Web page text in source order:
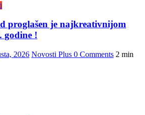
proglašen je najkreativnijom
godine !
2026 Novosti Plus 0 Comments 2 min